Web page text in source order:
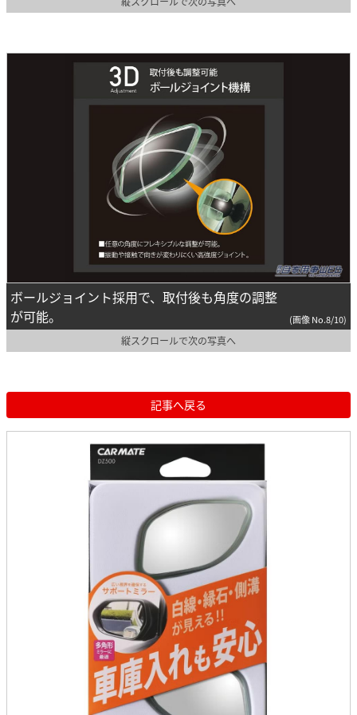
ボールジョイント採用で、取付後も角度の調整
が可能。
(画像 No.8/10)
縦スクロールで次の写真へ
記事へ戻る